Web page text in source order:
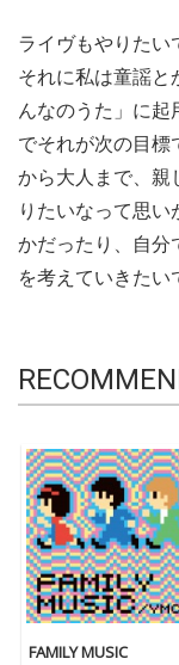
ライヴもやりたい
それに私は童謡と
んなのうた」に
でそれが次の目
から大人まで、親
りたいなって思
かだったり、自分
を考えていきたい
FAMILY MUSIC